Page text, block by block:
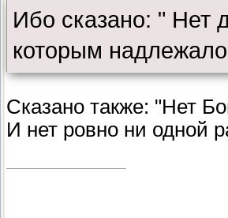
Ибо сказано: " Нет
которым
Сказано также: "Нет
И нет ровно ни одной